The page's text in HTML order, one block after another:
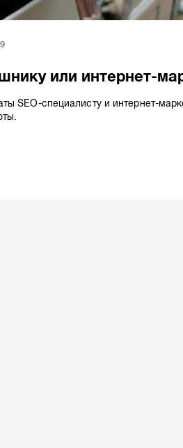
или интернет-
SEO-специалисту и интернет-